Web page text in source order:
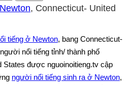
, Connecticut- United
tiếng ở Newton, bang Connecticut-
nổi tiếng tỉnh/ thành phố
States được nguoinoitieng.tv cập
người nổi tiếng sinh ra ở Newton,